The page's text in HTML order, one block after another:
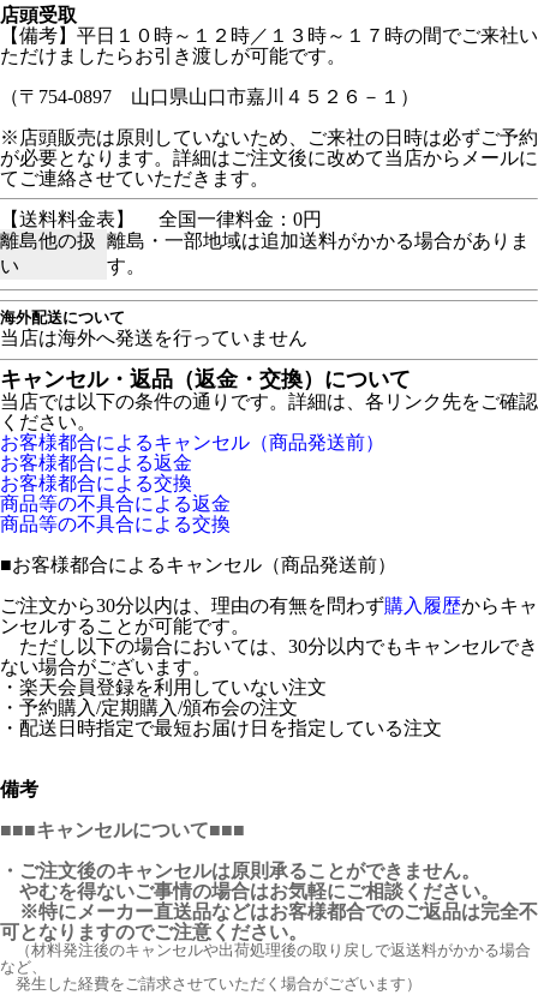
店頭受取
【備考】平日１０時～１２時／１３時～１７時の間でご来社い
ただけましたらお引き渡しが可能です。
（〒754-0897 山口県山口市嘉川４５２６－１）
※店頭販売は原則していないため、ご来社の日時は必ずご予約
が必要となります。詳細はご注文後に改めて当店からメールに
てご連絡させていただきます。
【送料料金表】
全国一律料金：0円
離島他の扱
い
離島・一部地域は追加送料がかかる場合がありま
す。
海外配送について
当店は海外へ発送を行っていません
キャンセル・返品（返金・交換）について
当店では以下の条件の通りです。詳細は、各リンク先をご確認
ください。
お客様都合によるキャンセル（商品発送前）
お客様都合による返金
お客様都合による交換
商品等の不具合による返金
商品等の不具合による交換
■お客様都合によるキャンセル（商品発送前）
ご注文から30分以内は、理由の有無を問わず購入履歴からキャ
ンセルすることが可能です。
ただし以下の場合においては、30分以内でもキャンセルでき
ない場合がございます。
・楽天会員登録を利用していない注文
・予約購入/定期購入/頒布会の注文
・配送日時指定で最短お届け日を指定している注文
備考
■■■キャンセルについて■■■
・ご注文後のキャンセルは原則承ることができません。
やむを得ないご事情の場合はお気軽にご相談ください。
※特にメーカー直送品などはお客様都合でのご返品は完全不
可となりますのでご注意ください。
（材料発注後のキャンセルや出荷処理後の取り戻しで返送料がかかる場合
など、
発生した経費をご請求させていただく場合がございます）